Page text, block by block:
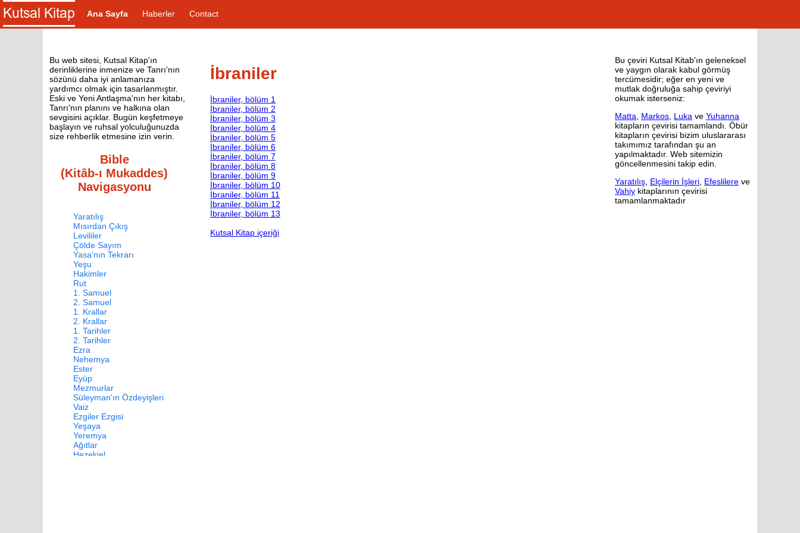
Ana Sayfa Haberler Contact
Bu web sitesi, Kutsal Kitap'ın
derinliklerine inmenize ve Tanrı'nın
sözünü daha iyi anlamanıza
yardımcı olmak için tasarlanmıştır.
Eski ve Yeni Antlaşma'nın her kitabı,
Tanrı'nın planını ve halkına olan
sevgisini açıklar. Bugün keşfetmeye
başlayın ve ruhsal yolculuğunuzda
size rehberlik etmesine izin verin.
Bible
(Kitâb-ı Mukaddes)
Navigasyonu
Yaratılış
Mısırdan Çıkış
Levililer
Çölde Sayım
Yasa'nın Tekrarı
Yeşu
Hakimler
Rut
1. Samuel
2. Samuel
1. Krallar
2. Krallar
1. Tarihler
2. Tarihler
Ezra
Nehemya
Ester
Eyüp
Mezmurlar
Süleyman'ın Özdeyişleri
Vaiz
Ezgiler Ezgisi
Yeşaya
Yeremya
Ağıtlar
Hezekiel
İbraniler
İbraniler, bölüm 1
İbraniler, bölüm 2
İbraniler, bölüm 3
İbraniler, bölüm 4
İbraniler, bölüm 5
İbraniler, bölüm 6
İbraniler, bölüm 7
İbraniler, bölüm 8
İbraniler, bölüm 9
İbraniler, bölüm 10
İbraniler, bölüm 11
İbraniler, bölüm 12
İbraniler, bölüm 13
Kutsal Kitap içeriği
Bu çeviri Kutsal Kitab'ın geleneksel
ve yaygın olarak kabul görmüş
tercümesidir; eğer en yeni ve
mutlak doğruluğa sahip çeviriyi
okumak isterseniz:
Matta
Markos Luka ve Yuhanna
kitapların çevirisi tamamlandı. Öbür
kitapların çevirisi bizim uluslararası
takımımız tarafından şu an
yapılmaktadır. Web sitemizin
göncellenmesini takip edin.
Yaratılış Elçilerin İşleri Efeslilere ve
Vahiy kitaplarının çevirisi
tamamlanmaktadır